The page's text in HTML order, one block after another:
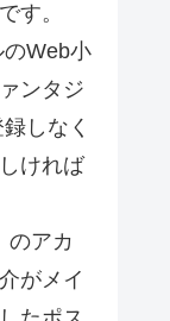
す。
Web小
ンタジ
しなく
ければ
のアカ
がメイ